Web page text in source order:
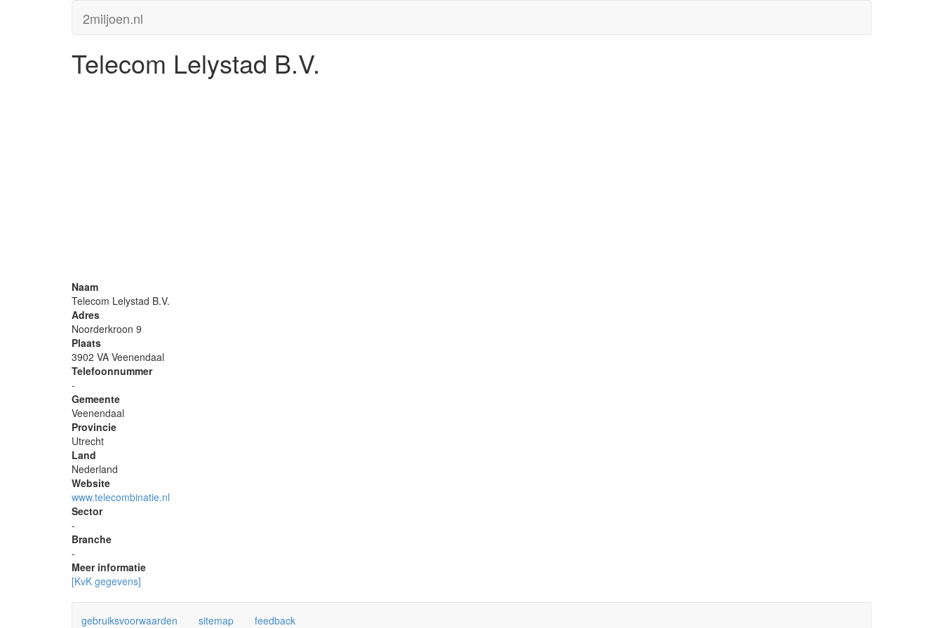
2miljoen.nl
Telecom Lelystad B.V.
Naam
Telecom Lelystad B.V.
Adres
Noorderkroon 9
Plaats
3902 VA Veenendaal
Telefoonnummer
-
Gemeente
Veenendaal
Provincie
Utrecht
Land
Nederland
Website
www.telecombinatie.nl
Sector
-
Branche
-
Meer informatie
[KvK gegevens]
gebruiksvoorwaarden sitemap feedback